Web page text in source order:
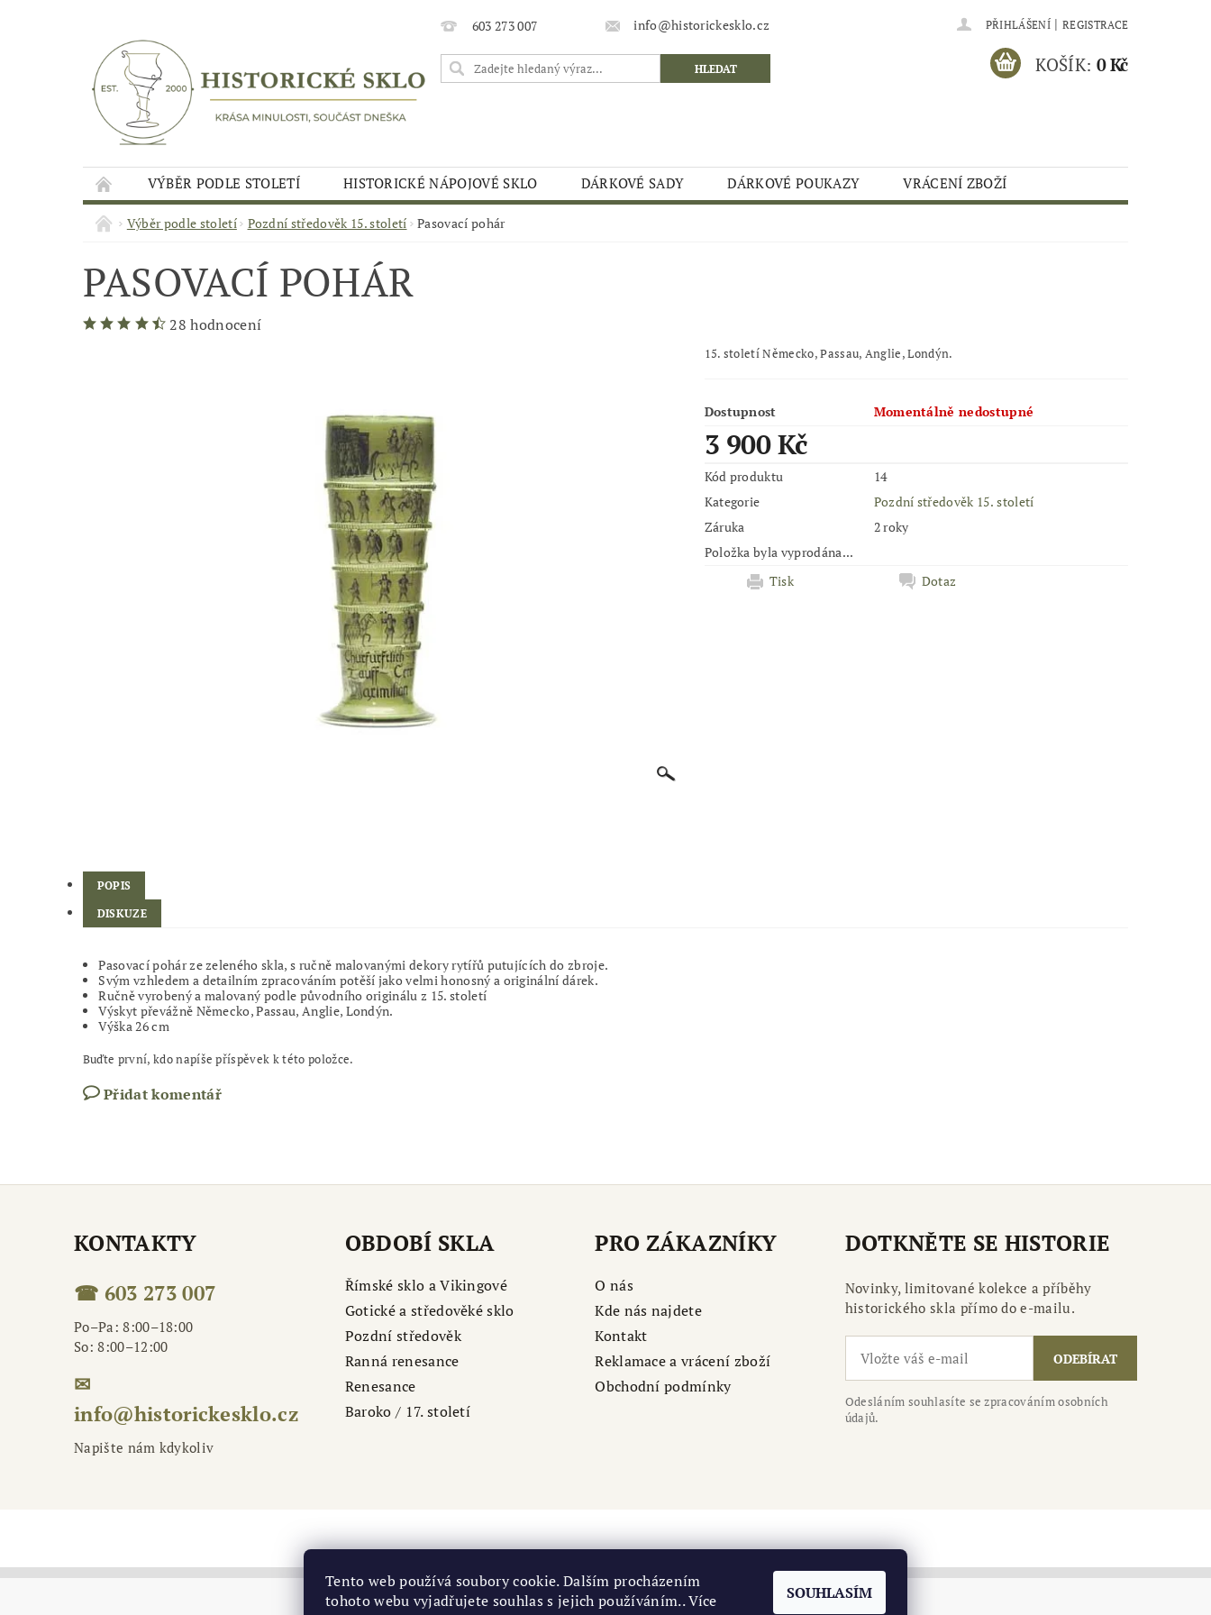
603 273 007 info@historickesklo.cz PŘIHLÁŠENÍ | REGISTRACE
KOŠÍK: 0 Kč
VÝBĚR PODLE STOLETÍ HISTORICKÉ NÁPOJOVÉ SKLO DÁRKOVÉ SADY DÁRKOVÉ POUKAZY VRÁCENÍ ZBOŽÍ
Výběr podle století Pozdní středověk 15. století Pasovací pohár
PASOVACÍ POHÁR
28 hodnocení
15. století Německo, Passau, Anglie, Londýn.
Dostupnost Momentálně nedostupné
3 900 Kč
Kód produktu
14
Kategorie
Pozdní středověk 15. století
Záruka
2 roky
Položka byla vyprodána...
Tisk
Dotaz
POPIS
DISKUZE
Pasovací pohár ze zeleného skla, s ručně malovanými dekory rytířů putujících do zbroje.
Svým vzhledem a detailním zpracováním potěší jako velmi honosný a originální dárek.
Ručně vyrobený a malovaný podle původního originálu z 15. století
Výskyt převážně Německo, Passau, Anglie, Londýn.
Výška 26 cm
Buďte první, kdo napíše příspěvek k této položce.
Přidat komentář
KONTAKTY
☎ 603 273 007
Po–Pa: 8:00–18:00
So: 8:00–12:00
✉
info@historickesklo.cz
Napište nám kdykoliv
OBDOBÍ SKLA
Římské sklo a Vikingové
Gotické a středověké sklo
Pozdní středověk
Ranná renesance
Renesance
Baroko / 17. století
PRO ZÁKAZNÍKY
O nás
Kde nás najdete
Kontakt
Reklamace a vrácení zboží
Obchodní podmínky
DOTKNĚTE SE HISTORIE
Novinky, limitované kolekce a příběhy
historického skla přímo do e-mailu.
ODEBÍRAT
Odesláním souhlasíte se zpracováním osobních
údajů.
Národní kulturní památka Levý Hradec | Středočeské muzeu Roztoky
Tento web používá soubory cookie. Dalším procházením
tohoto webu vyjadřujete souhlas s jejich používáním.. Více
SOUHLASÍM